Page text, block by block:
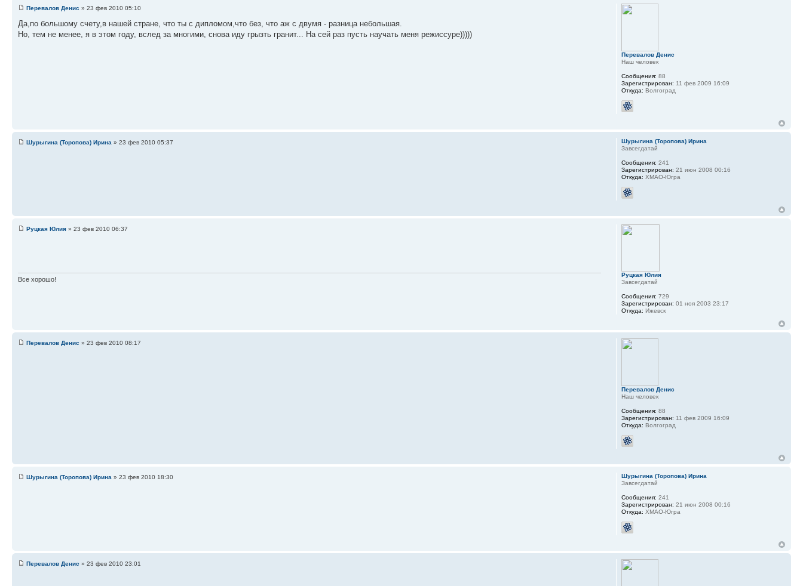
Перевалов Денис » 23 фев 2010 05:10
Да,по большому счету,в нашей стране, что ты с дипломом,что без, что аж с двумя - разница небольшая.
Но, тем не менее, я в этом году, вслед за многими, снова иду грызть гранит... На сей раз пусть научать меня режиссуре)))))
Перевалов Денис
Наш человек
Сообщения: 88
Зарегистрирован: 11 фев 2009 16:09
Откуда: Волгоград
Шурыгина (Торопова) Ирина » 23 фев 2010 05:37
Шурыгина (Торопова) Ирина
Завсегдатай
Сообщения: 241
Зарегистрирован: 21 июн 2008 00:16
Откуда: ХМАО-Югра
Руцкая Юлия » 23 фев 2010 06:37
Все хорошо!
Руцкая Юлия
Завсегдатай
Сообщения: 729
Зарегистрирован: 01 ноя 2003 23:17
Откуда: Ижевск
Перевалов Денис » 23 фев 2010 08:17
Перевалов Денис
Наш человек
Сообщения: 88
Зарегистрирован: 11 фев 2009 16:09
Откуда: Волгоград
Шурыгина (Торопова) Ирина » 23 фев 2010 18:30
Шурыгина (Торопова) Ирина
Завсегдатай
Сообщения: 241
Зарегистрирован: 21 июн 2008 00:16
Откуда: ХМАО-Югра
Перевалов Денис » 23 фев 2010 23:01